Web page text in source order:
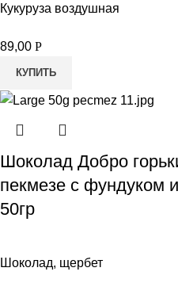
Кукуруза воздушная
89,00 Р
КУПИТЬ
Шоколад Добро
пекмезе с фундуком
50гр
Шоколад, щербет